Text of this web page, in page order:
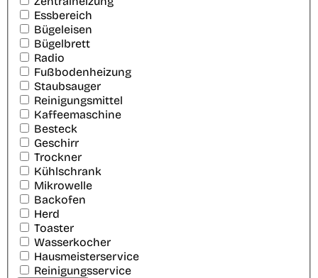
Essbereich
Bügeleisen
Bügelbrett
Radio
Fußbodenheizung
Staubsauger
Reinigungsmittel
Kaffeemaschine
Besteck
Geschirr
Trockner
Kühlschrank
Mikrowelle
Backofen
Herd
Toaster
Wasserkocher
Hausmeisterservice
Reinigungsservice